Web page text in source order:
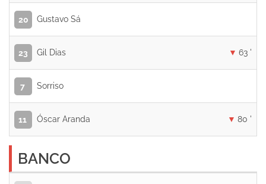
20 Gustavo Sá
23 Gil Dias 63 '
7 Sorriso
11 Óscar Aranda 80 '
BANCO